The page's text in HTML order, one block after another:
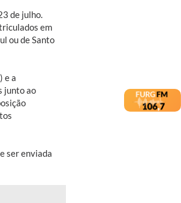
de julho.
em
ou de Santo
e a
junto ao
ser enviada